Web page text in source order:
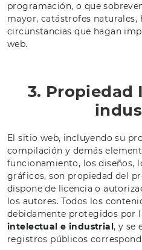
programación, o que
mayor, catástrofes naturales,
circunstancias que hagan
web.
3. Propiedad
El sitio web, incluyendo su
compilación y demás
funcionamiento, los diseños,
gráficos, son propiedad del
dispone de licencia o
los autores. Todos los
debidamente protegidos por
intelectual e industrial, y se
registros públicos